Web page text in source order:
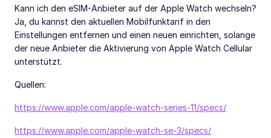
Kann ich den eSIM-Anbieter auf der Apple Watch wechseln?
Ja, du kannst den aktuellen Mobilfunktarif in den
Einstellungen entfernen und einen neuen einrichten, solange
der neue Anbieter die Aktivierung von Apple Watch Cellular
unterstützt.
Quellen:
https://www.apple.com/apple-watch-series-11/specs/
https://www.apple.com/apple-watch-se-3/specs/